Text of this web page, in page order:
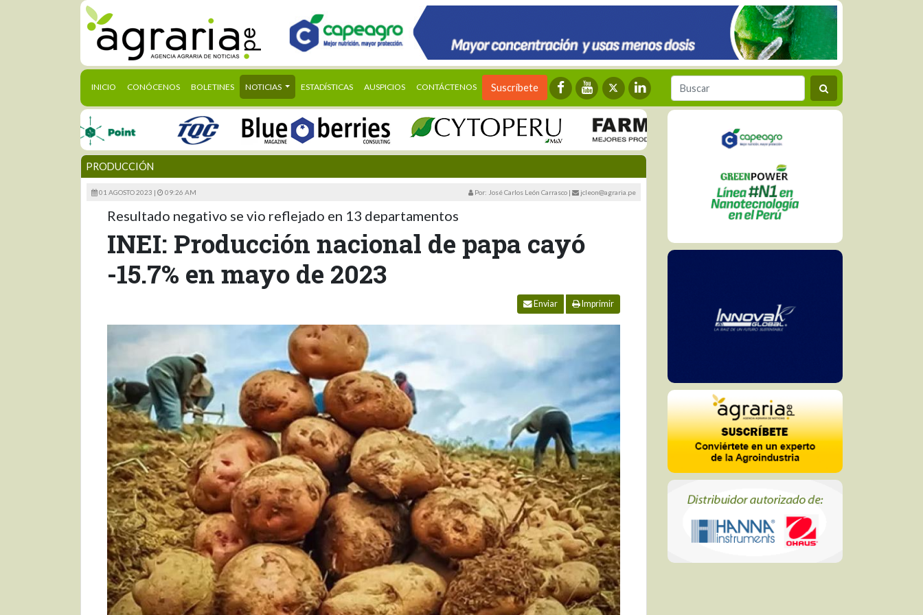
INICIO (CURRENT)
CONÓCENOS BOLETINES NOTICIAS ESTADÍSTICAS AUSPICIOS CONTÁCTENOS Suscríbete
PRODUCCIÓN
01 AGOSTO 2023 | 09:26 AM Por: José Carlos León Carrasco | jcleon@agraria.pe
Resultado negativo se vio reflejado en 13 departamentos
INEI: Producción nacional de papa cayó
-15.7% en mayo de 2023
Enviar Imprimir